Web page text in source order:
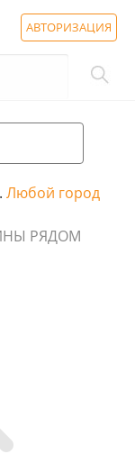
АВТОРИЗАЦИЯ
Любой город
РЯДОМ